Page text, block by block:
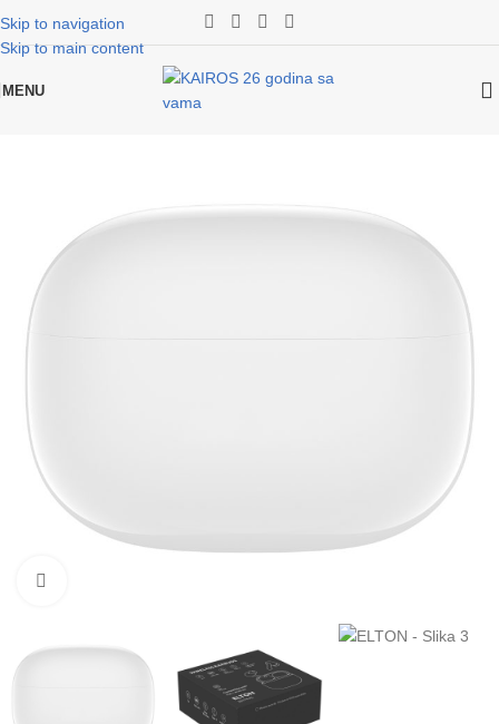
Skip to navigation
Skip to main content
MENU